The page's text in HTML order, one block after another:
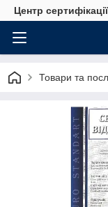
Центр
Товари та